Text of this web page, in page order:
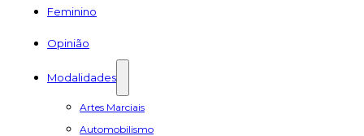
Feminino
Opinião
Modalidades
Artes Marciais
Automobilismo